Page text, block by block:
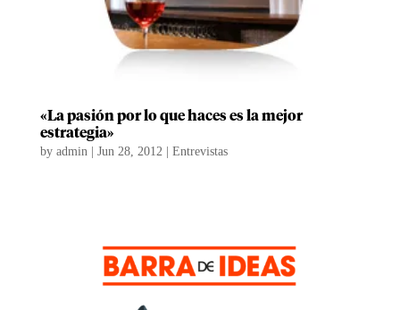
«La pasión por lo que haces es la mejor
estrategia»
by admin| Jun 28, 2012| Entrevistas